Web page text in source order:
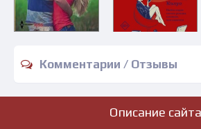
Комментарии / Отзывы
Описание сайта